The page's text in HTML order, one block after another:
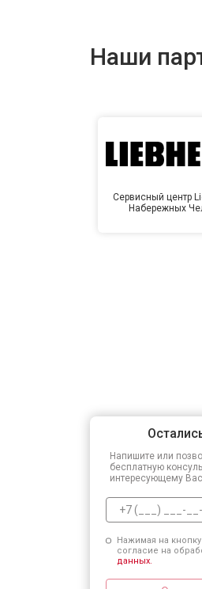
Наши
Сервисный центр
Набережных
Напишите или
бесплатную
интересующему Вас
Нажимая на
согласие на
данных.